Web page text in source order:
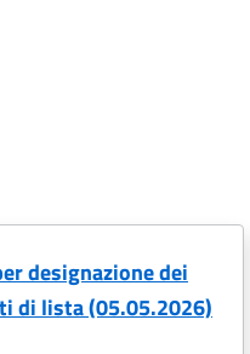
designazione dei
di lista (05.05.2026)